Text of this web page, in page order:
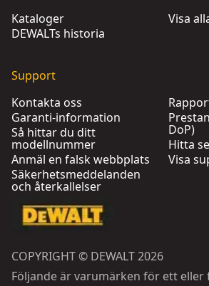
Kataloger
DEWALTs historia
Visa
Support
Kontakta oss
Garanti-information
Så hittar du ditt
modellnummer
Anmäl en falsk webbplats
Säkerhetsmeddelanden
och återkallelser
DoP)
Hitta
Visa
COPYRIGHT © DEWALT 2026
Följande är varumärken för ett eller